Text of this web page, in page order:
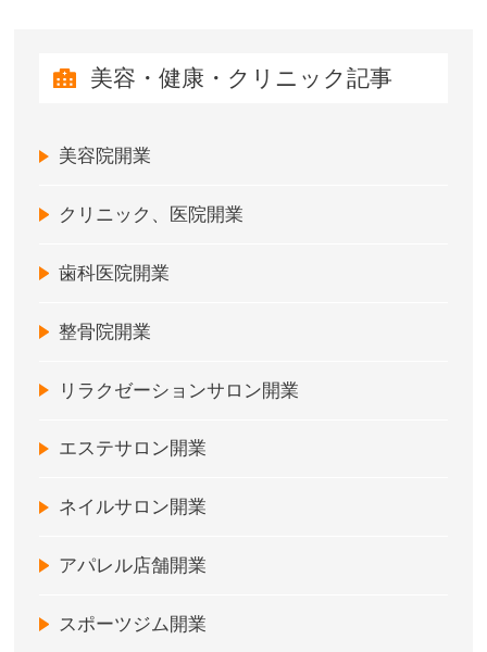
美容・健康・クリニック記事
美容院開業
クリニック、医院開業
歯科医院開業
整骨院開業
リラクゼーションサロン開業
エステサロン開業
ネイルサロン開業
アパレル店舗開業
スポーツジム開業